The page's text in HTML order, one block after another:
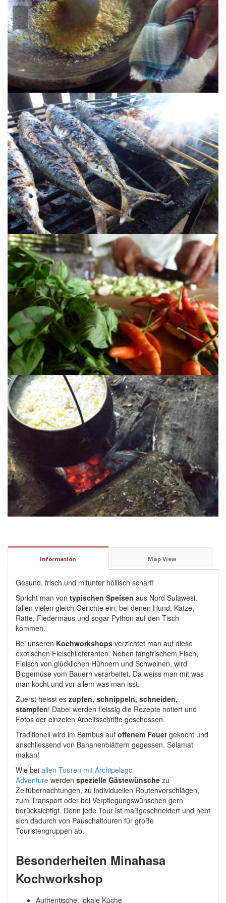
Information Map View
Gesund, frisch und mitunter höllisch scharf!
Spricht man von typischen Speisen aus Nord Sulawesi,
fallen vielen gleich Gerichte ein, bei denen Hund, Katze,
Ratte, Fledermaus und sogar Python auf den Tisch
kommen.
Bei unseren Kochworkshops verzichtet man auf diese
exotischen Fleischlieferanten. Neben fangfrischem Fisch,
Fleisch von glücklichen Hühnern und Schweinen, wird
Biogemüse vom Bauern verarbeitet. Da weiss man mit was
man kocht und vor allem was man isst.
Zuerst heisst es zupfen, schnippeln, schneiden,
stampfen! Dabei werden fleissig die Rezepte notiert und
Fotos der einzelen Arbeitsschritte geschossen.
Traditionell wird im Bambus auf offenem Feuergekocht und
anschliessend von Bananenblättern gegessen. Selamat
makan!
Wie bei allen Touren mit Archipelago
Adventure werden spezielle Gästewünsche zu
Zeltübernachtungen, zu individuellen Routenvorschlägen,
zum Transport oder bei Verpflegungswünschen gern
berücksichtigt. Denn jede Tour ist maßgeschneidert und hebt
sich dadurch von Pauschaltouren für große
Touristengruppen ab.
Besonderheiten Minahasa
Kochworkshop
Authentische, lokale Küche